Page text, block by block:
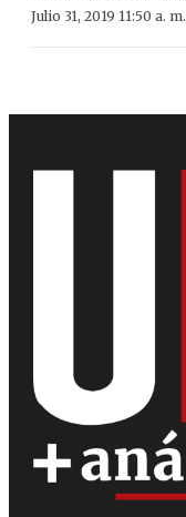
Julio 31, 2019 11:50 a. m.